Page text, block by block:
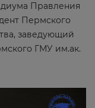
Правления
Пермского
заведующий
ГМУ им.ак.